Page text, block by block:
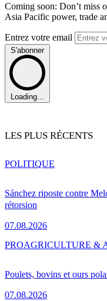
Coming soon: Don’t miss
Asia Pacific power, trade
Entrez votre email
S'abonner
Loading...
LES PLUS RÉCENTS
Sánchez riposte contre
rétorsion
07.08.2026
POLITIQUE
Poulets, bovins et ours
07.08.2026
PROAGRICULTURE &